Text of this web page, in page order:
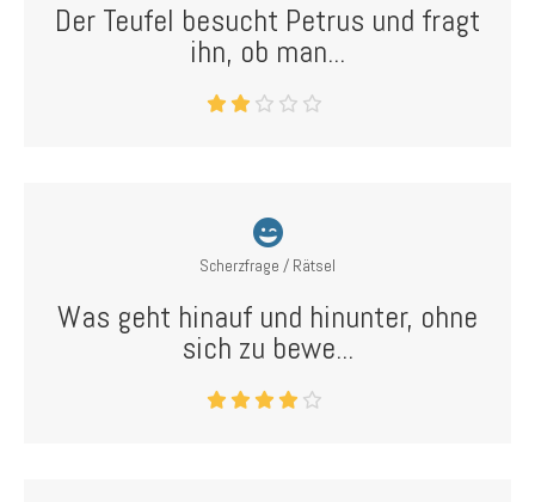
Der Teufel besucht Petrus und fragt
ihn, ob man...
Scherzfrage / Rätsel
Was geht hinauf und hinunter, ohne
sich zu bewe...